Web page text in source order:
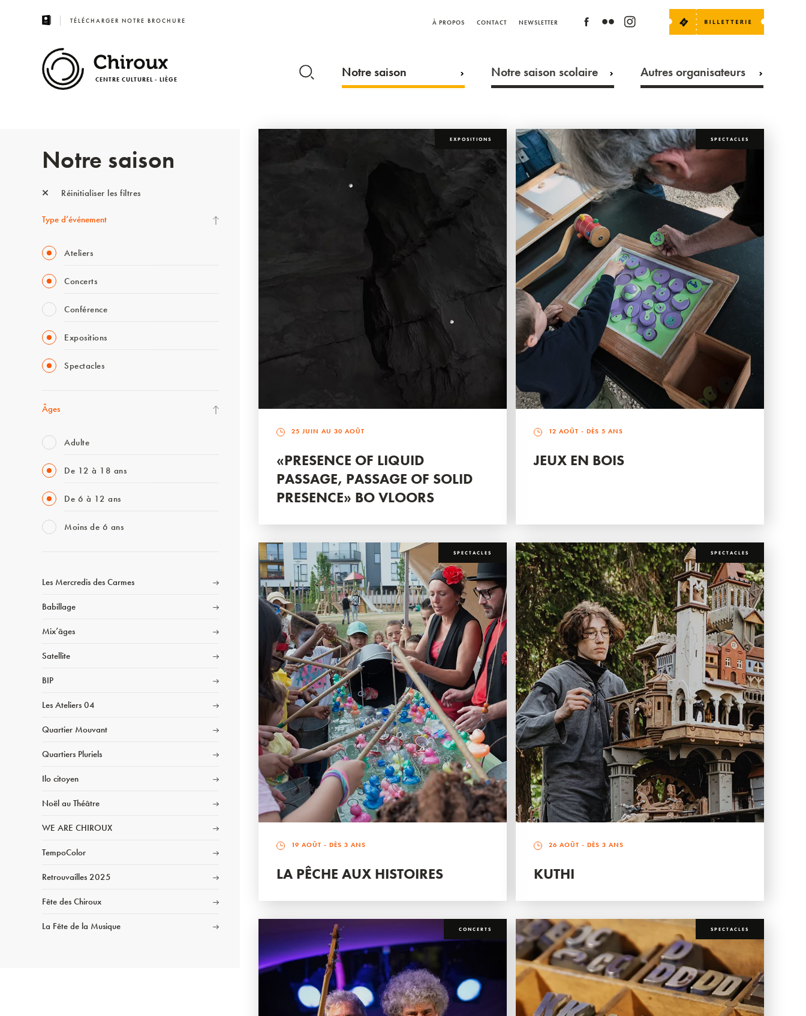
TÉLÉCHARGER NOTRE BROCHURE À PROPOS CONTACT NEWSLETTER
CENTRE CULTUREL - LIÈGE Notre saison Notre saison scolaire Autres organisateurs
Notre saison
Réinitialiser les filtres
Type d’événement
Ateliers
Concerts
Conférence
Expositions
Spectacles
Âges
Adulte
De 12 à 18 ans
De 6 à 12 ans
Moins de 6 ans
Les Mercredis des Carmes
Babillage
Mix’âges
Satellite
BIP
Les Ateliers 04
Quartier Mouvant
Quartiers Pluriels
Ilo citoyen
Noël au Théâtre
WE ARE CHIROUX
TempoColor
Retrouvailles 2025
Fête des Chiroux
La Fête de la Musique
EXPOSITIONS
25 JUIN AU 30 AOÛT
«PRESENCE OF LIQUID
PASSAGE, PASSAGE OF SOLID
PRESENCE» BO VLOORS
SPECTACLES
12 AOÛT - DÈS 5 ANS
JEUX EN BOIS
SPECTACLES
19 AOÛT - DÈS 3 ANS
LA PÊCHE AUX HISTOIRES
SPECTACLES
26 AOÛT - DÈS 3 ANS
KUTHI
CONCERTS SPECTACLES